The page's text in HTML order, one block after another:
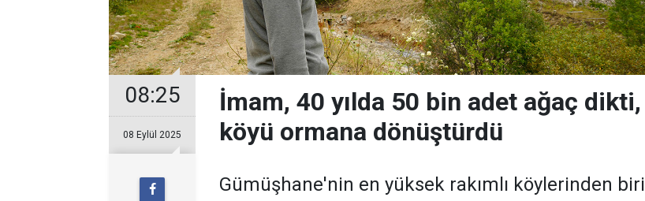
08:25
08 Eylül 2025
İmam, 40 yılda 50 bin adet ağaç dikti,
köyü ormana dönüştürdü
Gümüşhane'nin en yüksek rakımlı köylerinden biri